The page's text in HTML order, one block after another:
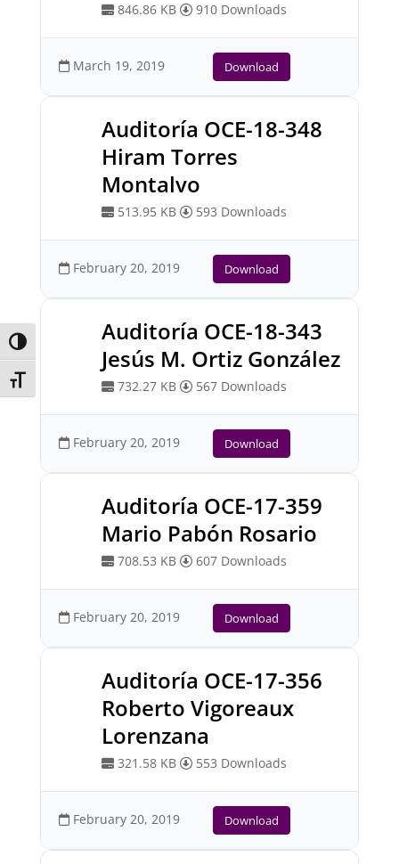
Toggle High Contrast
Toggle Font size
846.86 KB 910 Downloads
March 19, 2019 Download
Auditoría OCE-18-348
Hiram Torres
Montalvo
513.95 KB 593 Downloads
February 20, 2019 Download
Auditoría OCE-18-343
Jesús M. Ortiz González
732.27 KB 567 Downloads
February 20, 2019 Download
Auditoría OCE-17-359
Mario Pabón Rosario
708.53 KB 607 Downloads
February 20, 2019 Download
Auditoría OCE-17-356
Roberto Vigoreaux
Lorenzana
321.58 KB 553 Downloads
February 20, 2019 Download